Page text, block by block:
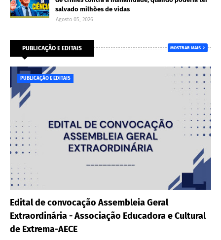
salvado milhões de vidas
Agosto 05, 2026
PUBLICAÇÃO E EDITAIS MOSTRAR MAIS
PUBLICAÇÃO E EDITAIS
Edital de convocação Assembleia Geral
Extraordinária - Associação Educadora e Cultural
de Extrema-AECE